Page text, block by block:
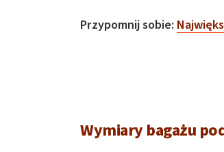
Przypomnij sobie:
Wymiary bagażu